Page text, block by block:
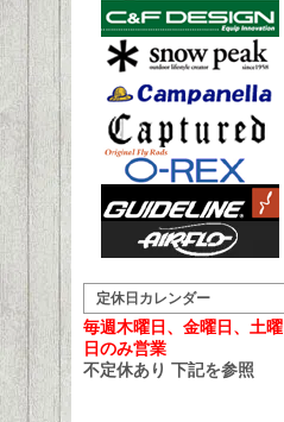
定休日カレンダー
毎週木曜日、金曜日、土曜
日のみ営業
不定休あり 下記を参照